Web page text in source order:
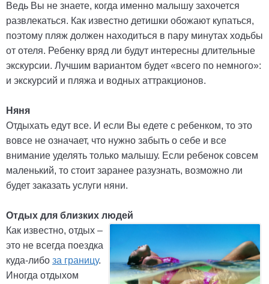
Ведь Вы не знаете, когда именно малышу захочется
развлекаться. Как известно детишки обожают купаться,
поэтому пляж должен находиться в пару минутах ходьбы
от отеля. Ребенку вряд ли будут интересны длительные
экскурсии. Лучшим вариантом будет «всего по немного»:
и экскурсий и пляжа и водных аттракционов.
Няня
Отдыхать едут все. И если Вы едете с ребенком, то это
вовсе не означает, что нужно забыть о себе и все
внимание уделять только малышу. Если ребенок совсем
маленький, то стоит заранее разузнать, возможно ли
будет заказать услуги няни.
Отдых для близких людей
Как известно, отдых –
это не всегда поездка
куда-либо за границу.
Иногда отдыхом